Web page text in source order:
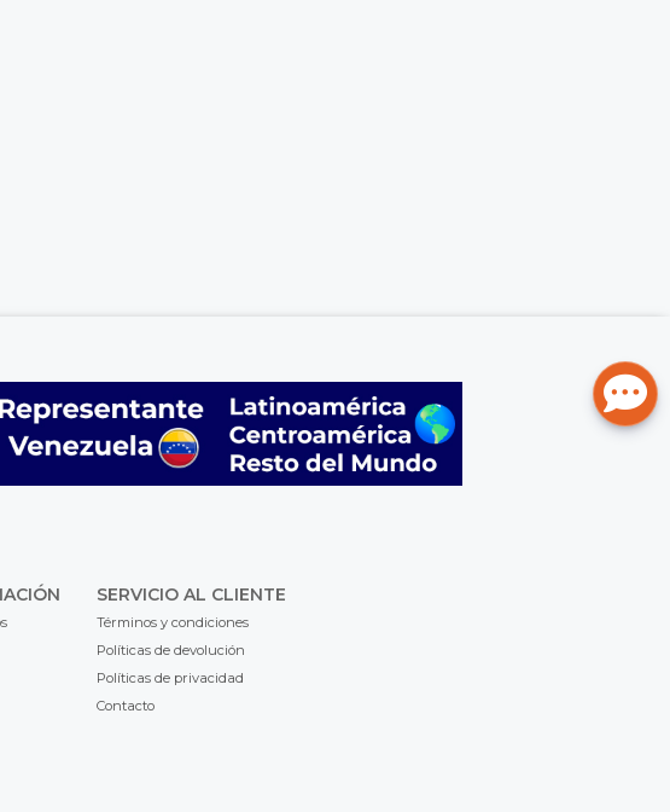
SERVICIO AL CLIENTE
Términos y condiciones
Políticas de devolución
Políticas de privacidad
Contacto